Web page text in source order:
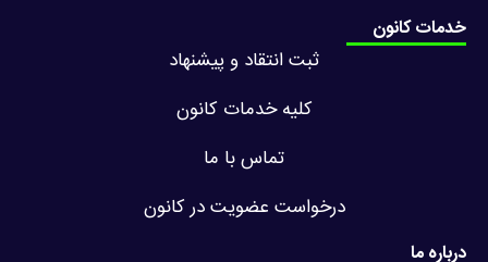
خدمات کانون
ثبت انتقاد و پیشنهاد
کلیه خدمات کانون
تماس با ما
درخواست عضویت در کانون
درباره ما